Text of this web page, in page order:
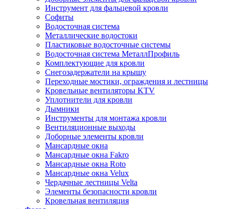
Инструмент для фальцевой кровли
Софиты
Водосточная система
Металлические водостоки
Пластиковые водосточные системы
Водосточная система МеталлПрофиль
Комплектующие для кровли
Снегозадержатели на крышу
Переходные мостики, ограждения и лестницы
Кровельные вентиляторы KTV
Уплотнители для кровли
Дымники
Инструменты для монтажа кровли
Вентиляционные выходы
Доборные элементы кровли
Мансардные окна
Мансардные окна Fakro
Мансардные окна Roto
Мансардные окна Velux
Чердачные лестницы Velta
Элементы безопасности кровли
Кровельная вентиляция